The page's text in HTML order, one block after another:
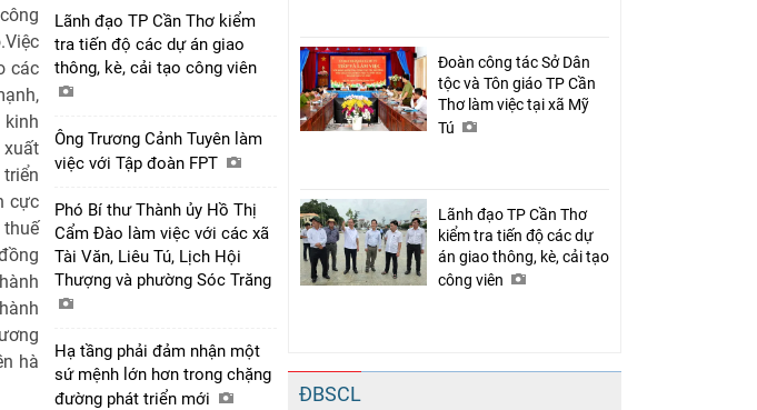
các
kinh
xuất
cực
thuế
hà
Lãnh đạo TP Cần Thơ kiểm
tra tiến độ các dự án giao
thông, kè, cải tạo công viên
Ông Trương Cảnh Tuyên làm
việc với Tập đoàn FPT
Phó Bí thư Thành ủy Hồ Thị
Cẩm Đào làm việc với các xã
Tài Văn, Liêu Tú, Lịch Hội
Thượng và phường Sóc Trăng
Hạ tầng phải đảm nhận một
sứ mệnh lớn hơn trong chặng
đường phát triển mới
Đoàn công tác Sở Dân
tộc và Tôn giáo TP Cần
Thơ làm việc tại xã Mỹ
Tú
Lãnh đạo TP Cần Thơ
kiểm tra tiến độ các dự
án giao thông, kè, cải tạo
công viên
ĐBSCL